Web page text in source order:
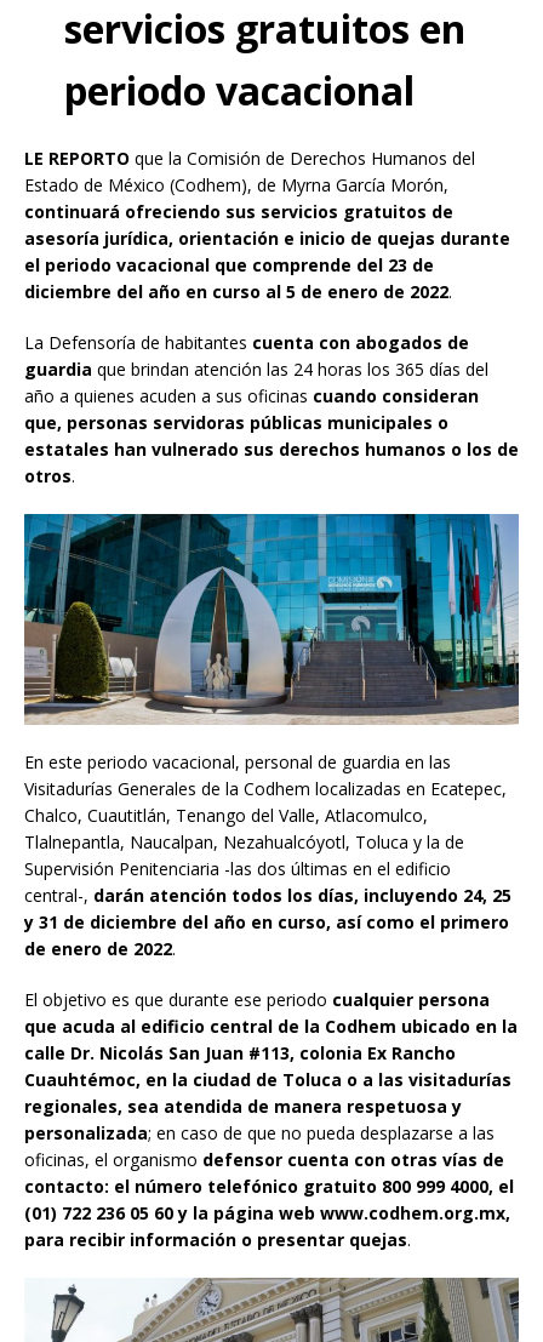
servicios gratuitos en
periodo vacacional
LE REPORTO que la Comisión de Derechos Humanos del
Estado de México (Codhem), de Myrna García Morón,
continuará ofreciendo sus servicios gratuitos de
asesoría jurídica, orientación e inicio de quejas durante
el periodo vacacional que comprende del 23 de
diciembre del año en curso al 5 de enero de 2022.
La Defensoría de habitantes cuenta con abogados de
guardia que brindan atención las 24 horas los 365 días del
año a quienes acuden a sus oficinas cuando consideran
que, personas servidoras públicas municipales o
estatales han vulnerado sus derechos humanos o los de
otros.
En este periodo vacacional, personal de guardia en las
Visitadurías Generales de la Codhem localizadas en Ecatepec,
Chalco, Cuautitlán, Tenango del Valle, Atlacomulco,
Tlalnepantla, Naucalpan, Nezahualcóyotl, Toluca y la de
Supervisión Penitenciaria -las dos últimas en el edificio
central-, darán atención todos los días, incluyendo 24, 25
y 31 de diciembre del año en curso, así como el primero
de enero de 2022.
El objetivo es que durante ese periodo cualquier persona
que acuda al edificio central de la Codhem ubicado en la
calle Dr. Nicolás San Juan #113, colonia Ex Rancho
Cuauhtémoc, en la ciudad de Toluca o a las visitadurías
regionales, sea atendida de manera respetuosa y
personalizada; en caso de que no pueda desplazarse a las
oficinas, el organismo defensor cuenta con otras vías de
contacto: el número telefónico gratuito 800 999 4000, el
(01) 722 236 05 60 y la página web www.codhem.org.mx,
para recibir información o presentar quejas.